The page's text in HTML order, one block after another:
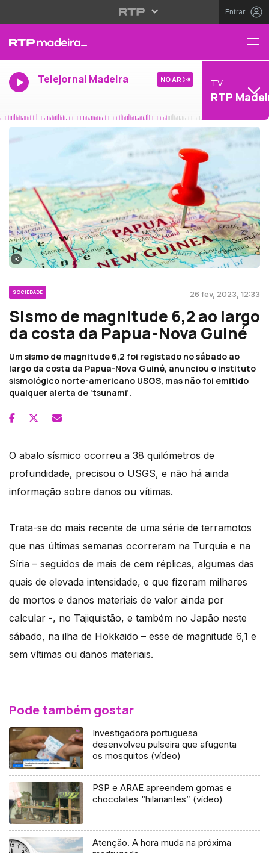
Entrar
Telejornal Madeira NO AR TV
RTP
SOCIEDADE 26 fev, 2023, 12:33
Sismo de magnitude 6,2 ao largo
da costa da Papua-Nova Guiné
Um sismo de magnitude 6,2 foi registado no sábado ao
largo da costa da Papua-Nova Guiné, anunciou o instituto
sismológico norte-americano USGS, mas não foi emitido
qualquer alerta de ‘tsunami’.
O abalo sísmico ocorreu a 38 quilómetros de
profundidade, precisou o USGS, e não há ainda
informação sobre danos ou vítimas.
Trata-se do mais recente de uma série de terramotos
que nas últimas semanas ocorreram na Turquia e na
Síria – seguidos de mais de cem réplicas, algumas das
quais de elevada intensidade, e que fizeram milhares
de mortos e danos materiais de valor ainda por
calcular -, no Tajiquistão, e também no Japão neste
sábado, na ilha de Hokkaido – esse de magnitude 6,1 e
sem vítimas ou danos materiais.
Pode também gostar
Investigadora portuguesa
desenvolveu pulseira que afugenta
os mosquitos (vídeo)
PSP e ARAE apreendem gomas e
chocolates “hilariantes” (vídeo)
Atenção. A hora muda na próxima